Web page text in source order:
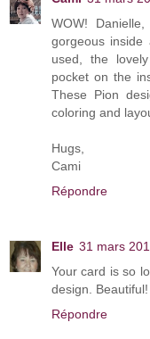
WOW!
gorgeous
used, the
pocket on the
These Pion
coloring and
Hugs,
Cami
Répondre
Elle 31 mars
Your card is so
design. Beautiful!
Répondre